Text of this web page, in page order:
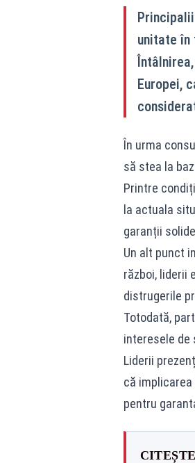
unitate în
Europei,
În urma
să stea la
Printre
la actuala
garanții
Un alt punct
război, liderii
distrugerile
Totodată,
interesele de
Liderii
că
pentru